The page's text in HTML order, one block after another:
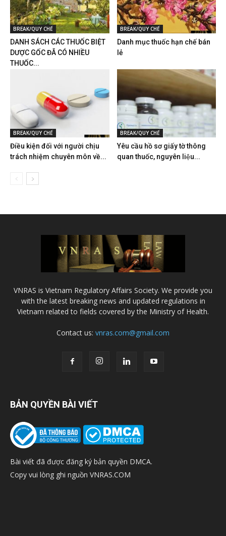
BREAK/QUY CHẾ
DANH SÁCH CÁC THUỐC BIỆT
DƯỢC GỐC ĐÃ CÓ NHIỀU
THUỐC...
BREAK/QUY CHẾ
Danh mục thuốc hạn chế bán
lẻ
BREAK/QUY CHẾ
Điều kiện đối với người chịu
trách nhiệm chuyên môn về...
BREAK/QUY CHẾ
Yêu cầu hồ sơ giấy tờ thông
quan thuốc, nguyên liệu...
VNRAS is Vietnam Regulatory Affairs Society. We provide you
with the latest breaking news and updated regulations in
Vietnam related to fields covered by the Ministry of Health.
Contact us: vnras.com@gmail.com
BẢN QUYỀN BÀI VIẾT
Bài viết đã được đăng ký bản quyền DMCA.
Copy vui lòng ghi nguồn VNRAS.COM